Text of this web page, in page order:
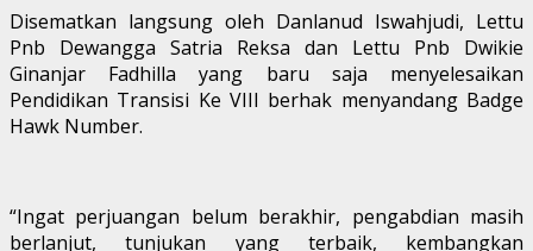
Disematkan langsung oleh Danlanud Iswahjudi, Lettu
Pnb Dewangga Satria Reksa dan Lettu Pnb Dwikie
Ginanjar Fadhilla yang baru saja menyelesaikan
Pendidikan Transisi Ke VIII berhak menyandang Badge
Hawk Number.
“Ingat perjuangan belum berakhir, pengabdian masih
berlanjut, tunjukan yang terbaik, kembangkan